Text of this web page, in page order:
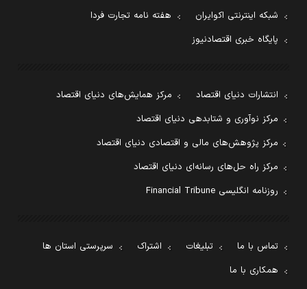
شبکه اینترنتی اکوایران
هفته نامه تجارت فردا
پایگاه خبری اقتصادنیوز
انتشارات دنیای اقتصاد
مرکز همایش‌های دنیای اقتصاد
مرکز نوآوری و شتابدهی دنیای اقتصاد
مرکز پژوهش‌های مالی و اقتصادی دنیای اقتصاد
مرکز راه حل‌های رسانه‌ای دنیای اقتصاد
روزنامه انگلیسی Financial Tribune
تماس با ما تبلیغات اشتراک
سرپرستی استان ها
همکاری با ما